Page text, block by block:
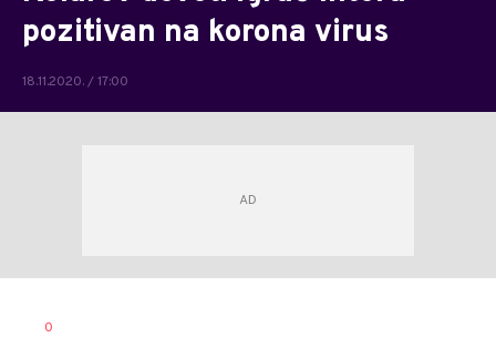
pozitivan na korona virus
18.11.2020. / 17:00
AUTOR
0